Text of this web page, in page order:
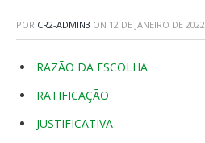
POR CR2-ADMIN3 ON 12 DE JANEIRO DE 2022
RAZÃO DA ESCOLHA
RATIFICAÇÃO
JUSTIFICATIVA